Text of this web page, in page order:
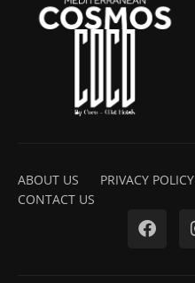
ABOUT US PRIVACY POLICY
CONTACT US